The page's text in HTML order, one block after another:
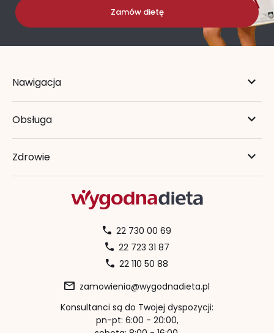
Zamów dietę
Nawigacja
Obsługa
Zdrowie
22 730 00 69
22 723 31 87
22 110 50 88
zamowienia@wygodnadieta.pl
Konsultanci są do Twojej dyspozycji:
pn-pt: 6:00 - 20:00,